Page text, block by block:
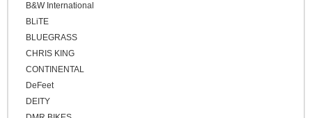
B&W International
BLiTE
BLUEGRASS
CHRIS KING
CONTINENTAL
DeFeet
DEITY